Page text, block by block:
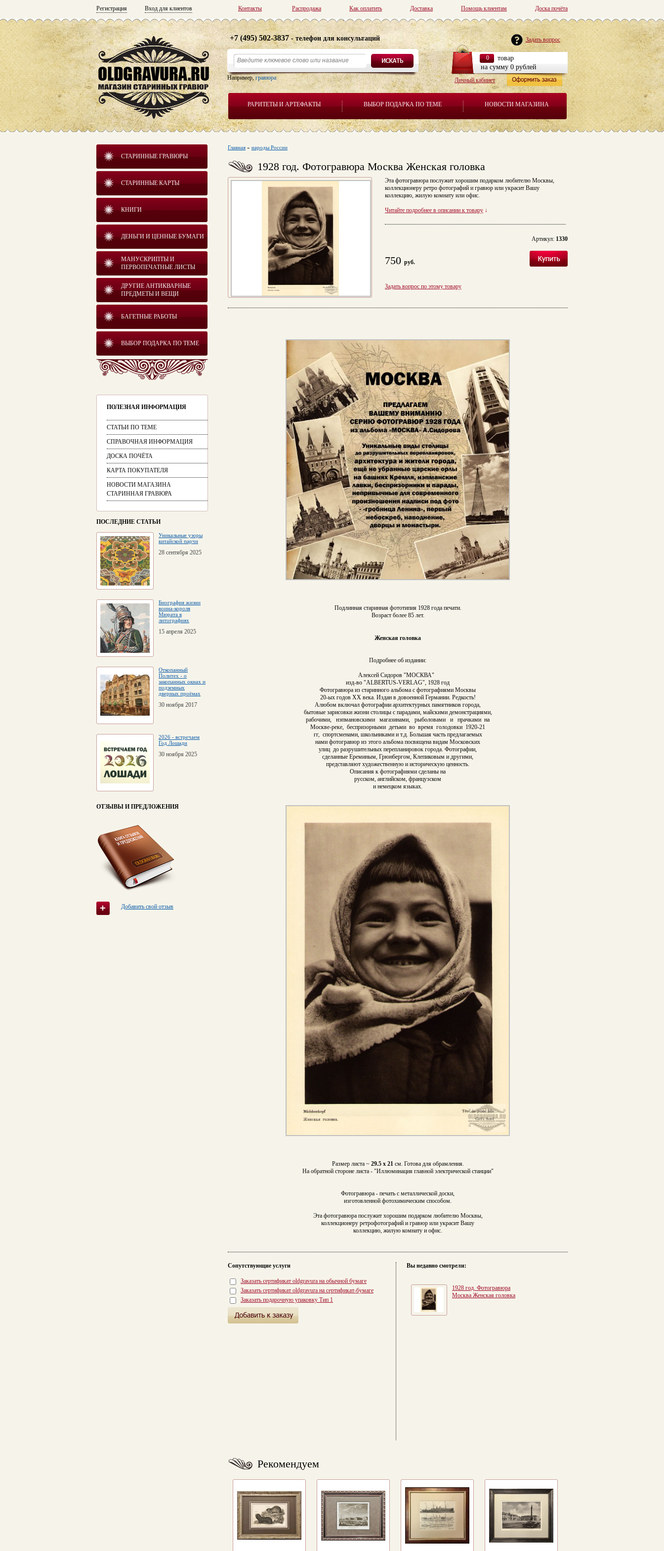
Регистрация Вход для клиентов Доска почёта
Помощь клиентам
Доставка
Как оплатить
Распродажа
Контакты
РАРИТЕТЫ И АРТЕФАКТЫ ВЫБОР ПОДАРКА ПО ТЕМЕ НОВОСТИ МАГАЗИНА
Личный кабинет
+7 (495) 502-3837- телефон для консультаций Задать вопрос
Например, гравюра
0
товар
на сумму 0 рублей
СТАРИННЫЕ ГРАВЮРЫ
СТАРИННЫЕ КАРТЫ
КНИГИ
ДЕНЬГИ И ЦЕННЫЕ БУМАГИ
МАНУСКРИПТЫ И
ПЕРВОПЕЧАТНЫЕ ЛИСТЫ
ДРУГИЕ АНТИКВАРНЫЕ
ПРЕДМЕТЫ И ВЕЩИ
БАГЕТНЫЕ РАБОТЫ
ВЫБОР ПОДАРКА ПО ТЕМЕ
ПОЛЕЗНАЯ ИНФОРМАЦИЯ
СТАТЬИ ПО ТЕМЕ
СПРАВОЧНАЯ ИНФОРМАЦИЯ
ДОСКА ПОЧЁТА
КАРТА ПОКУПАТЕЛЯ
НОВОСТИ МАГАЗИНА
СТАРИННАЯ ГРАВЮРА
ПОСЛЕДНИЕ СТАТЬИ
Уникальные узоры
китайской парчи
28 сентября 2025
Биография жизни
воина-короля
Мюрата в
литографиях
15 апреля 2025
Откопанный
Политех - о
закопанных окнах и
подземных
дверных проёмах
30 ноября 2017
2026 - встречаем
Год Лошади
30 ноября 2025
ОТЗЫВЫ И ПРЕДЛОЖЕНИЯ
Добавить свой отзыв
Главная » народы России
1928 год. Фотогравюра Москва Женская головка
Эта фотогравюра послужит хорошим подарком любителю Москвы,
коллекционеру ретро фотографий и гравюр или украсит Вашу
коллекцию, жилую комнату или офис.
Читайте подробнее в описании к товару ↓
750 руб.
Артикул: 1330
Задать вопрос по этому товару
Подлинная старинная фототипия 1928 года печати.
Возраст более 85 лет.
Женская головка
Подробнее об издании:
Алексей Сидоров "МОСКВА"
изд-во "ALBERTUS-VERLAG", 1928 год
Фотогравюра из старинного альбома с фотографиями Москвы
20-ых годов XX века. Издан в довоенной Германии. Редкость!
Алюбом включал фотографии архитектурных памятников города,
бытовые зарисовки жизни столицы с парадами, майскими демонстрациями,
рабочими, нэпмановскими магазинами, рыболовами и прачками на
Москве-реке, беспризорными детьми во время голодовки 1920-21
гг, спортсменами, школьниками и т.д. Большая часть предлагаемых
нами фотогравюр из этого альбома посвящена видам Московских
улиц до разрушительных перепланировок города. Фотографии,
сделанные Ереминым, Грюнбергом, Клепиковым и другими,
представляют художественную и историческую ценность.
Описания к фотографиями сделаны на
русском, английском, французском
и немецком языках.
Размер листа ~ 29.5 х 21 см. Готова для обрамления.
На обратной стороне листа - "Иллюминация главной электрической станции"
Фотогравюра - печать с металлической доски,
изготовленной фотохимическим способом.
Эта фотогравюра послужит хорошим подарком любителю Москвы,
коллекционеру ретрофотографий и гравюр или украсит Вашу
коллекцию, жилую комнату и офис.
Сопутствующие услуги
Заказать сертификат oldgravura на обычной бумаге
Заказать сертификат oldgravura на сертификат-бумаге
Заказать подарочную упаковку Тип 1
Вы недавно смотрели:
1928 год. Фотогравюра
Москва Женская головка
Рекомендуем